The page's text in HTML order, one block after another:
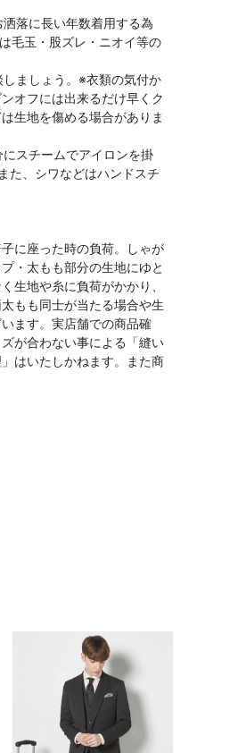
落に長い年数着用する為
毛玉・股ズレ・ニオイ等の
ましょう。※衣類の気付か
オフには出来るだけ早くク
生地を傷める場合がありま
スチームでアイロンを掛
た、シワなどはハンドスチ
に座った時の負荷。しゃが
・太もも部分の生地にゆと
生地や糸に負荷がかかり、
もも同士が当たる場合や生
ます。実店舗での商品確
が合わない事による「縫い
はいたしかねます。また商